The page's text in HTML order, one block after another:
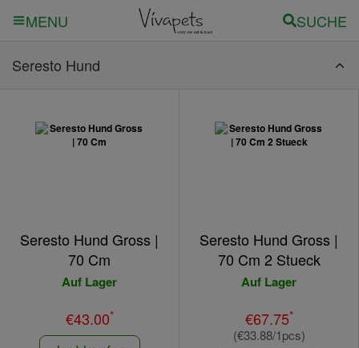
MENU SUCHE
Seresto Hund
Seresto Hund Gross |
70 Cm
Auf Lager
€43.00*
Seresto Hund Gross |
70 Cm 2 Stueck
Auf Lager
€67.75*
(€33.88/1pcs)